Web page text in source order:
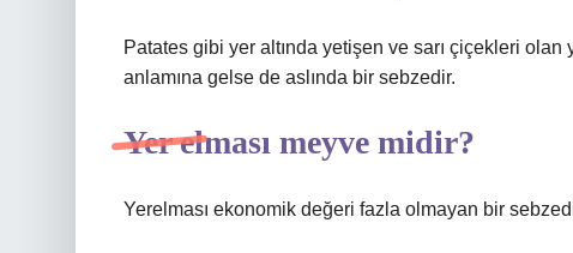
Patates gibi yer altında yetişen ve sarı çiçekleri
anlamına gelse de aslında bir sebzedir.
Yer elması meyve midir?
Yerelması ekonomik değeri fazla olmayan bir